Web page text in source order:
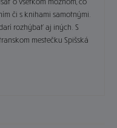
či s knihami samotnými.
rozhýbať aj iných. S
mestečku Spišská